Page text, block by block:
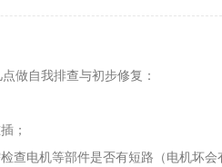
做自我排查与初步修复：
；
电机等部件是否有短路（电机坏